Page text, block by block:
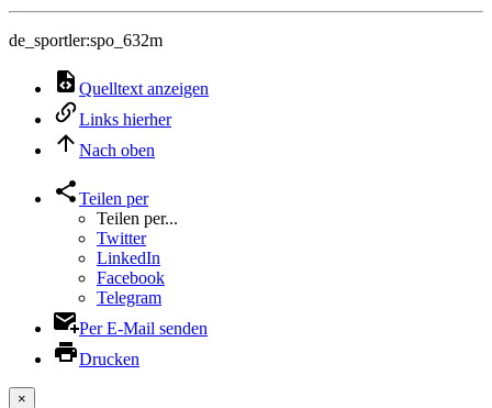
de_sportler:spo_632m
Quelltext anzeigen
Links hierher
Nach oben
Teilen per
Teilen per...
Twitter
LinkedIn
Facebook
Telegram
Per E-Mail senden
Drucken
×